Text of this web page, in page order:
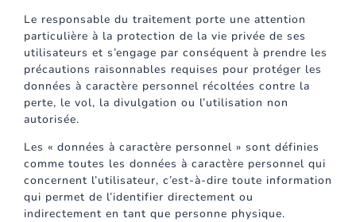
Le responsable du traitement porte une attention
particulière à la protection de la vie privée de ses
utilisateurs et s’engage par conséquent à prendre les
précautions raisonnables requises pour protéger les
données à caractère personnel récoltées contre la
perte, le vol, la divulgation ou l’utilisation non
autorisée.
Les « données à caractère personnel » sont définies
comme toutes les données à caractère personnel qui
concernent l’utilisateur, c’est-à-dire toute information
qui permet de l’identifier directement ou
indirectement en tant que personne physique.